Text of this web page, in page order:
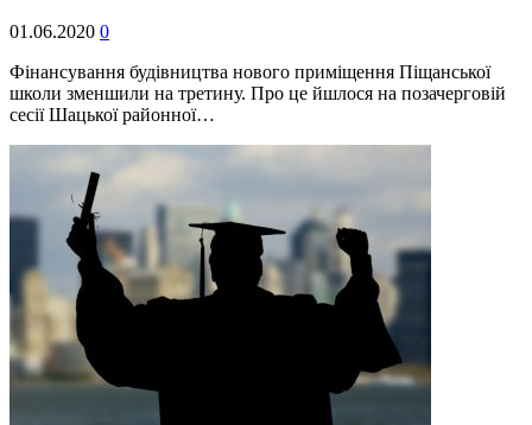
01.06.2020 0
Фінансування будівництва нового приміщення Піщанської
школи зменшили на третину. Про це йшлося на позачерговій
сесії Шацької районної…